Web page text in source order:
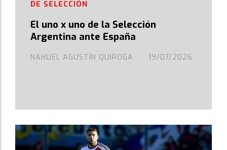
El uno x uno de la Selección
Argentina ante España
NAHUEL AGUSTÍN QUIROGA
DE SELECCIÓN
19/07/2026